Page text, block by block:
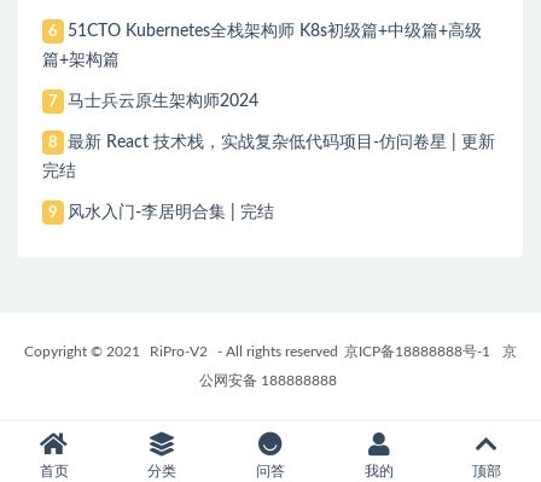
6
51CTO Kubernetes全栈架构师 K8s初级篇+中级篇+高级
篇+架构篇
7 马士兵云原生架构师2024
8
最新 React 技术栈，实战复杂低代码项目-仿问卷星 | 更新
完结
9 风水入门-李居明合集 | 完结
Copyright © 2021 RiPro-V2 - All rights reserved 京ICP备18888888号-1
京
公网安备 188888888
首页 分类 问答 我的 顶部